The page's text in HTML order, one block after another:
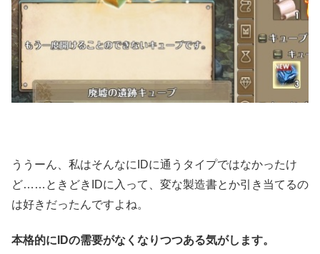
ううーん、私はそんなにIDに通うタイプではなかったけ
ど……ときどきIDに入って、変な製造書とか引き当てるの
は好きだったんですよね。
本格的にIDの需要がなくなりつつある気がします。